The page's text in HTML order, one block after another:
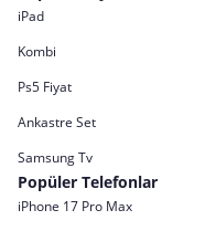
iPad
Kombi
Ps5 Fiyat
Ankastre Set
Samsung Tv
Popüler Telefonlar
iPhone 17 Pro Max